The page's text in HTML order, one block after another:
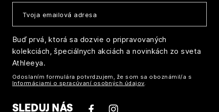
Buď prvá, ktorá sa dozvie o pripravovaných
kolekciách, špeciálnych akciách a novinkách zo sveta
Athleeya.
Odoslaním formulára potvrdzujem, že som sa oboznámil/a s
Informáciami o spracúvaní osobných údajov
SLEDUJ NÁS